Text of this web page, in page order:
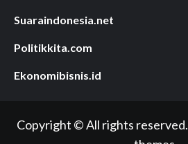
Suaraindonesia.net
Politikkita.com
Ekonomibisnis.id
Copyright © All rights reserved.